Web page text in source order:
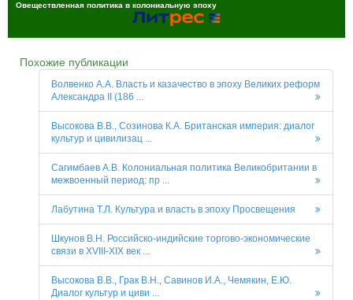
Овеществленная политика в колониальную эпоху
Похожие публикации
Волвенко А.А. Власть и казачество в эпоху Великих реформ
Александра II (186 ...
Высокова В.В., Созинова К.А. Британская империя: диалог
культур и цивилизац ...
Сагимбаев А.В. Колониальная политика Великобритании в
межвоенный период: пр ...
Лабутина Т.Л. Культура и власть в эпоху Просвещения
Шкунов В.Н. Российско-индийские торгово-экономические
связи в XVIII-XIX век ...
Высокова В.В., Грак В.Н., Савинов И.А., Чемякин, Е.Ю.
Диалог культур и циви ...